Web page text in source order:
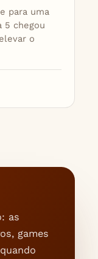
para uma
5 chegou
o
as
games